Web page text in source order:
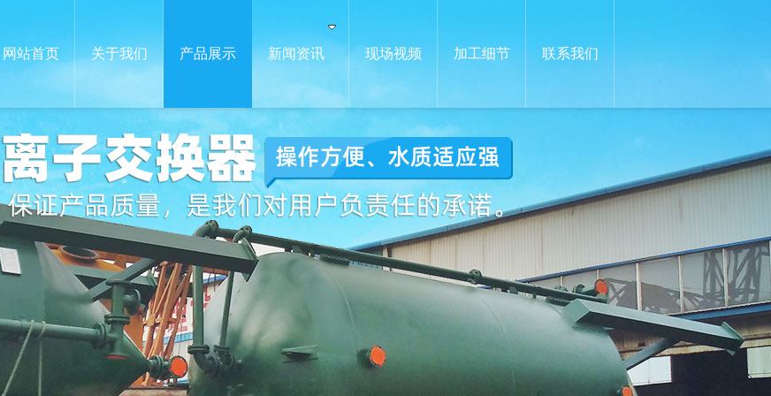
网站首页 关于我们 产品展示 新闻资讯 现场视频 加工细节 联系我们